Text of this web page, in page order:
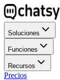
Soluciones
Funciones
Recursos
Precios